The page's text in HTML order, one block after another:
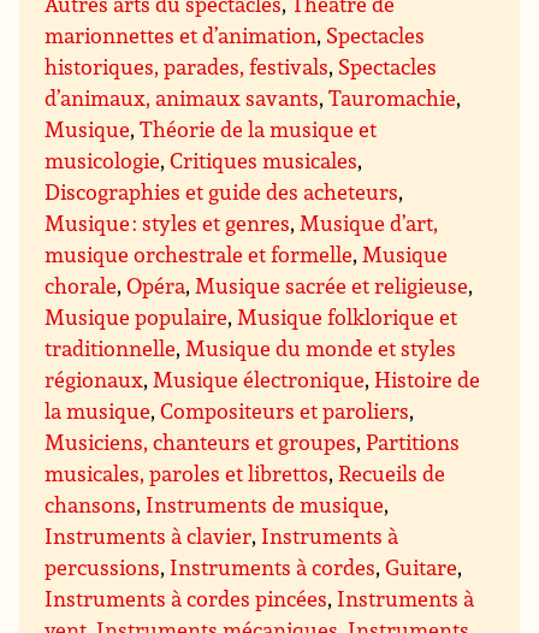
marionnettes et d’animation, Spectacles
historiques, parades, festivals, Spectacles
d’animaux, animaux savants,Tauromachie,
Musique,Théorie de la musique et
musicologie,Critiques musicales,
Discographies et guide des acheteurs,
Musique : styles et genres,Musique d’art,
musique orchestrale et formelle,Musique
chorale,Opéra,Musique sacrée et religieuse,
Musique populaire,Musique folklorique et
traditionnelle,Musique du monde et styles
régionaux,Musique électronique,Histoire de
la musique,Compositeurs et paroliers,
Musiciens, chanteurs et groupes,Partitions
musicales, paroles et librettos,Recueils de
chansons, Instruments de musique,
Instruments à clavier, Instruments à
percussions, Instruments à cordes,Guitare,
Instruments à cordes pincées, Instruments à